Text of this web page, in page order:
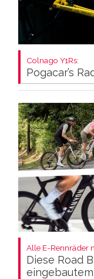
Colnago Y1Rs:
Pogacar’s
Alle E-Rennräder
Diese Road